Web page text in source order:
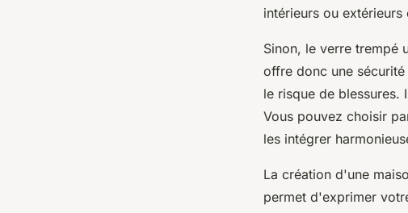
intérieurs ou
Sinon, le verre trempé
offre donc une
le risque de blessures.
Vous pouvez choisir
les intégrer
La création d'une
permet d'exprimer